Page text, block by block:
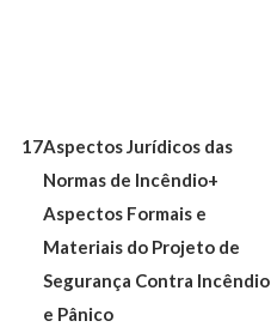
17Aspectos Jurídicos das
Normas de Incêndio+
Aspectos Formais e
Materiais do Projeto de
Segurança Contra Incêndio
e Pânico